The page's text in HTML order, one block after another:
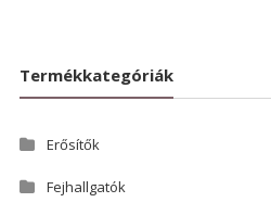
Termékkategóriák
Erősítők
Fejhallgatók